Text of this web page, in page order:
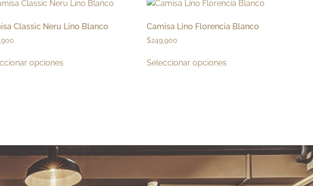
Classic Neru Lino Blanco
opciones
Camisa Lino Florencia Blanco
$249,900
Seleccionar opciones